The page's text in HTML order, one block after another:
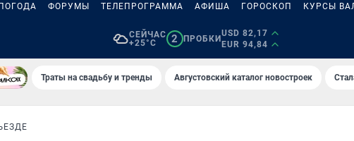
ПОГОДА ФОРУМЫ ТЕЛЕПРОГРАММА АФИША ГОРОСКОП КУРСЫ
СЕЙЧАС
+25°C
2 ПРОБКИ
USD 82,17
EUR 94,84
Траты на свадьбу и тренды Августовский каталог новостроек